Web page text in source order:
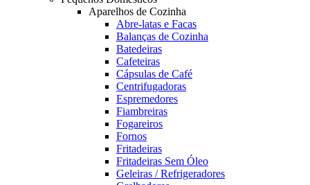
Aparelhos de Cozinha
Abre-latas e Facas
Balanças de Cozinha
Batedeiras
Cafeteiras
Cápsulas de Café
Centrifugadoras
Espremedores
Fiambreiras
Fogareiros
Fornos
Fritadeiras
Fritadeiras Sem Óleo
Geleiras / Refrigeradores